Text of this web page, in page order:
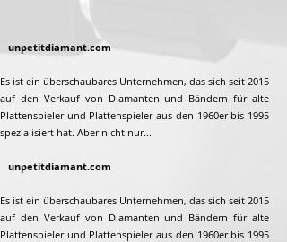
unpetitdiamant.com
Es ist ein überschaubares Unternehmen, das sich seit 2015
auf den Verkauf von Diamanten und Bändern für alte
Plattenspieler und Plattenspieler aus den 1960er bis 1995
spezialisiert hat. Aber nicht nur...
unpetitdiamant.com
Es ist ein überschaubares Unternehmen, das sich seit 2015
auf den Verkauf von Diamanten und Bändern für alte
Plattenspieler und Plattenspieler aus den 1960er bis 1995